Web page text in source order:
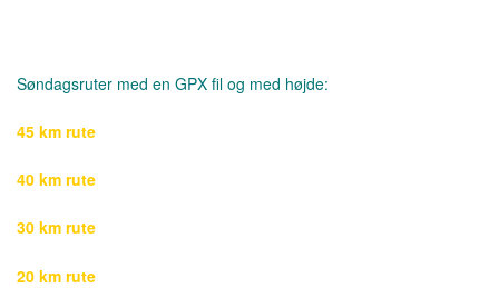
Søndagsruter med en GPX fil og med højde:
45 km rute
40 km rute
30 km rute
20 km rute